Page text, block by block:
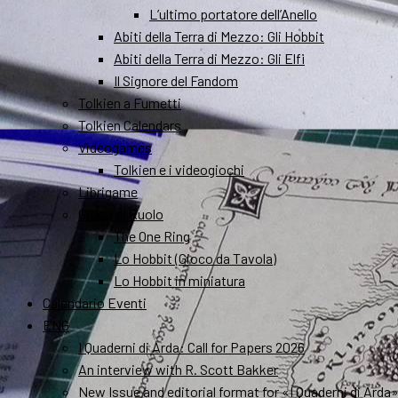
L’ultimo portatore dell’Anello
Abiti della Terra di Mezzo: Gli Hobbit
Abiti della Terra di Mezzo: Gli Elfi
Il Signore del Fandom
Tolkien a Fumetti
Tolkien Calendars
Videogames
Tolkien e i videogiochi
Librigame
Gioco di Ruolo
The One Ring
Lo Hobbit (Gioco da Tavola)
Lo Hobbit in miniatura
Calendario Eventi
ENG
I Quaderni di Arda: Call for Papers 2026
An interview with R. Scott Bakker
New Issue and editorial format for «I Quaderni di Arda»